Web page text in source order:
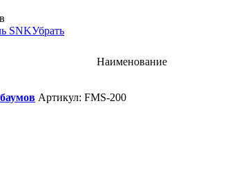
SNKУбрать
Наименование
Артикул: FMS-200